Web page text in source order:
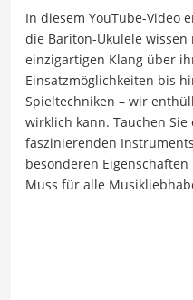
In diesem YouTube-Video
die Bariton-Ukulele wissen
einzigartigen Klang über
Einsatzmöglichkeiten bis
Spieltechniken – wir
wirklich kann. Tauchen
faszinierenden
besonderen
Muss für alle